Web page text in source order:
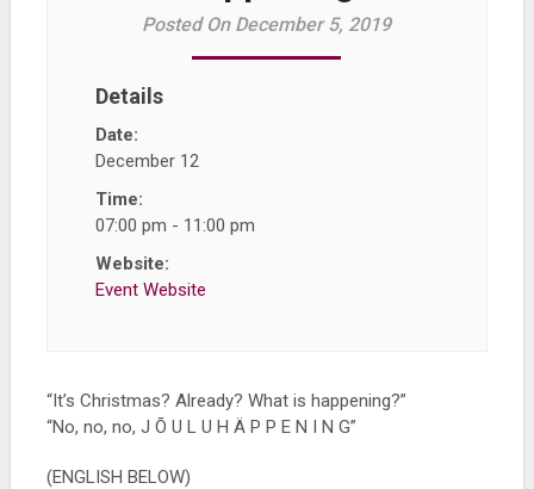
Posted On December 5, 2019
Details
Date:
December 12
Time:
07:00 pm - 11:00 pm
Website:
Event Website
“It’s Christmas? Already? What is happening?”
“No, no, no, J Õ U L U H Ä P P E N I N G”
(ENGLISH BELOW)